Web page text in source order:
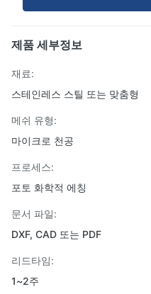
제품 세부정보
재료:
스테인레스 스틸 또는 맞춤형
메쉬 유형:
마이크로 천공
프로세스:
포토 화학적 에칭
문서 파일:
DXF, CAD 또는 PDF
리드타임:
1~2주